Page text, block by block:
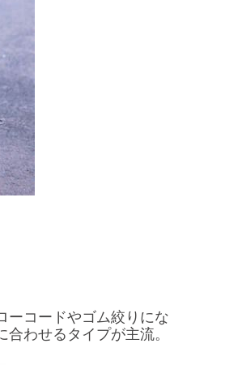
ーコードやゴム絞りにな
わせるタイプが主流。